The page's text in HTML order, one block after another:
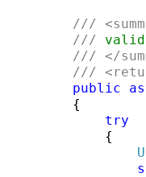
///
///
/// </
///
public
{
try
{